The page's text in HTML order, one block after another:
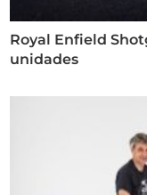
Royal Enfield
unidades